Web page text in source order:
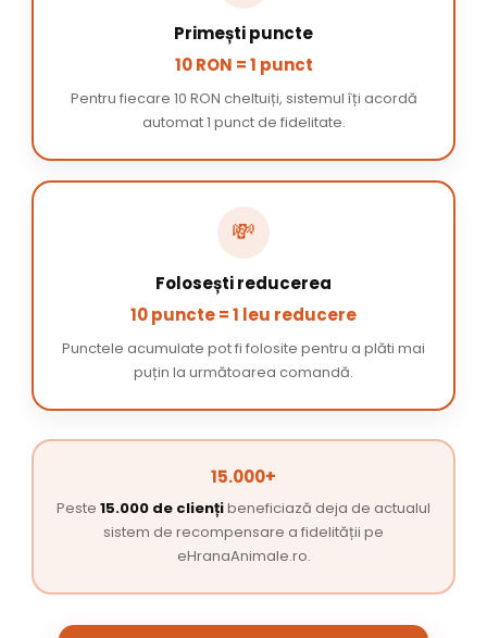
Primești puncte
10 RON = 1 punct
Pentru fiecare 10 RON cheltuiți, sistemul îți acordă
automat 1 punct de fidelitate.
💸
Folosești reducerea
10 puncte = 1 leu reducere
Punctele acumulate pot fi folosite pentru a plăti mai
puțin la următoarea comandă.
15.000+
Peste 15.000 de cliențibeneficiază deja de actualul
sistem de recompensare a fidelității pe
eHranaAnimale.ro.